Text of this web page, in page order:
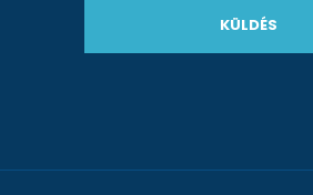
KÜLDÉS